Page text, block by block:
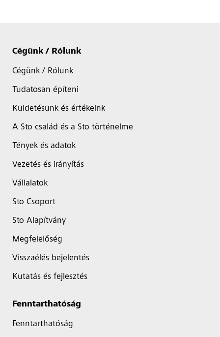
Cégünk / Rólunk
Cégünk / Rólunk
Tudatosan építeni
Küldetésünk és értékeink
A Sto család és a Sto történelme
Tények és adatok
Vezetés és irányítás
Vállalatok
Sto Csoport
Sto Alapítvány
Megfelelőség
Visszaélés bejelentés
Kutatás és fejlesztés
Fenntarthatóság
Fenntarthatóság